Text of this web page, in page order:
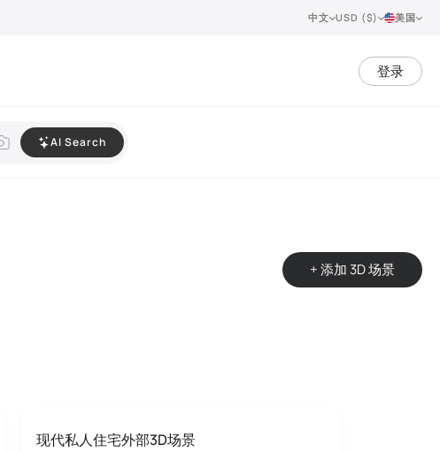
中文 USD ($) 美国
登录
AI Search
+ 添加 3D 场景
现代私人住宅外部3D场景